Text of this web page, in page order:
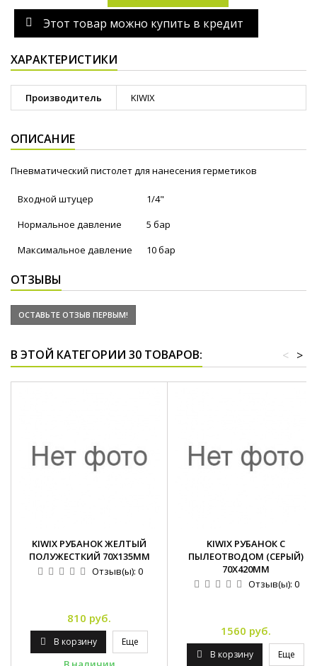
Этот товар можно купить в кредит
ХАРАКТЕРИСТИКИ
Производитель KIWIX
ОПИСАНИЕ
Пневматический пистолет для нанесения герметиков
Входной штуцер
1/4"
Нормальное давление
5 бар
Максимальное давление
10 бар
ОТЗЫВЫ
ОСТАВЬТЕ ОТЗЫВ ПЕРВЫМ!
В ЭТОЙ КАТЕГОРИИ 30 ТОВАРОВ: >
<
KIWIX РУБАНОК ЖЕЛТЫЙ
ПОЛУЖЕСТКИЙ 70Х135ММ
Отзыв(ы): 0
810 руб.
В корзину Еще
KIWIX РУБАНОК С
ПЫЛЕОТВОДОМ (СЕРЫЙ)
70Х420ММ
Отзыв(ы): 0
1560 руб.
В корзину Еще